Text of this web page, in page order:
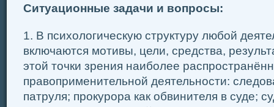
Ситуационные задачи и вопросы:
1. В психологическую структуру любой
включаются мотивы, цели, средства,
этой точки зрения наиболее
правоприменительной деятельности:
патруля; прокурора как обвинителя в суде;